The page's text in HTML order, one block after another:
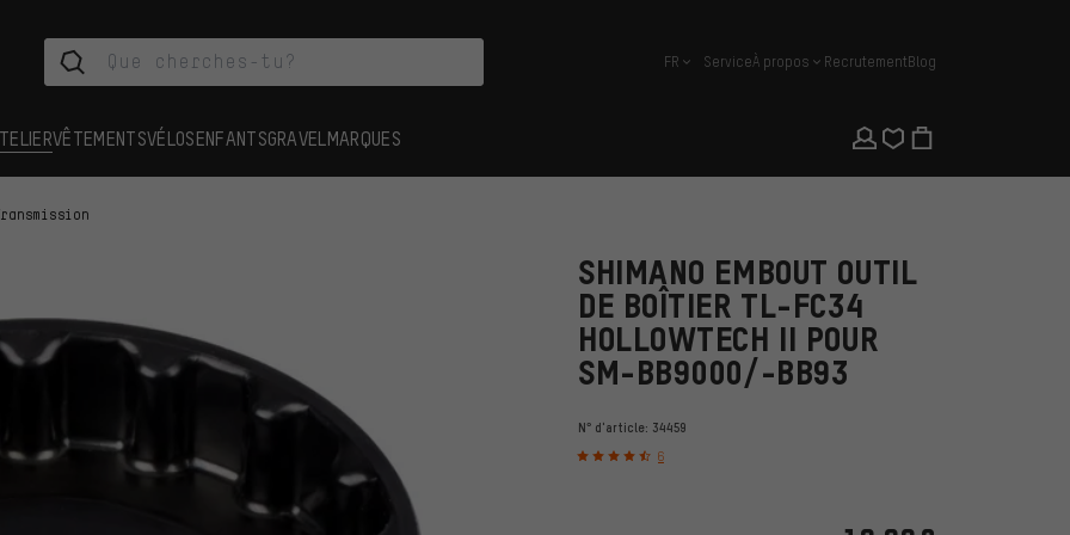
français
FR ServiceÀ propos RecrutementBlog
VÊTEMENTSVÉLOSENFANTSGRAVEL MARQUES
Transmission
SHIMANO EMBOUT OUTIL
DE BOÎTIER TL-FC34
HOLLOWTECH II POUR
SM-BB9000/-BB93
N° d'article: 34459
6